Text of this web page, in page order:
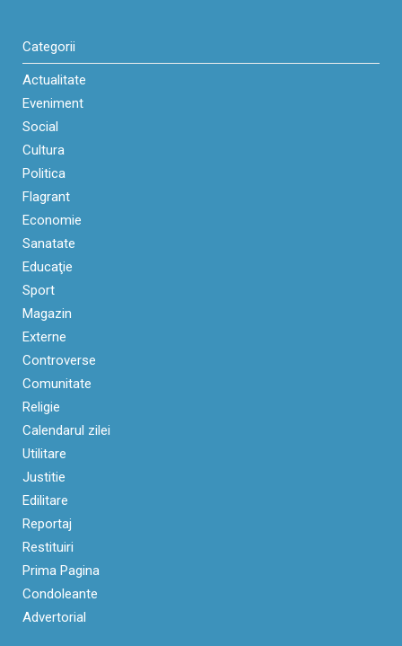
Categorii
Actualitate
Eveniment
Social
Cultura
Politica
Flagrant
Economie
Sanatate
Educaţie
Sport
Magazin
Externe
Controverse
Comunitate
Religie
Calendarul zilei
Utilitare
Justitie
Edilitare
Reportaj
Restituiri
Prima Pagina
Condoleante
Advertorial